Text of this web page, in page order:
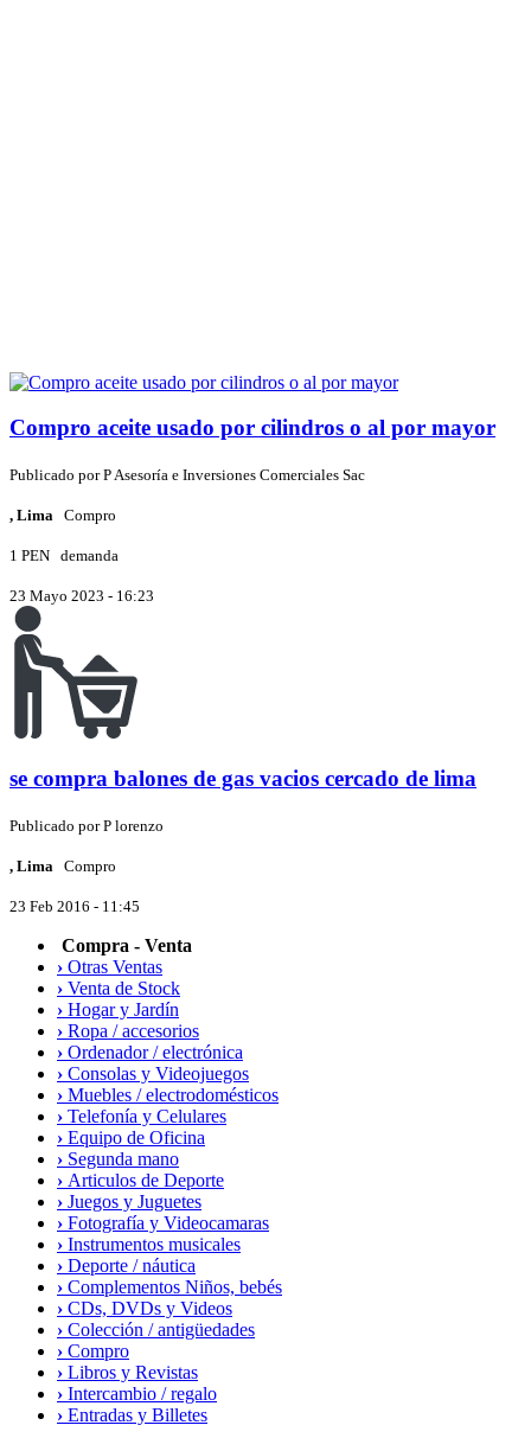
Compro aceite usado por cilindros o al por mayor
Publicado porPAsesoría e Inversiones Comerciales Sac
, Lima Compro
1 PEN demanda
23 Mayo 2023 - 16:23
se compra balones de gas vacios cercado de lima
Publicado porP lorenzo
, Lima Compro
23 Feb 2016 - 11:45
Compra - Venta
› Otras Ventas
› Venta de Stock
› Hogar y Jardín
› Ropa / accesorios
› Ordenador / electrónica
› Consolas y Videojuegos
› Muebles / electrodomésticos
› Telefonía y Celulares
› Equipo de Oficina
› Segunda mano
› Articulos de Deporte
› Juegos y Juguetes
› Fotografía y Videocamaras
› Instrumentos musicales
› Deporte / náutica
› Complementos Niños, bebés
› CDs, DVDs y Videos
› Colección / antigüedades
› Compro
› Libros y Revistas
› Intercambio / regalo
› Entradas y Billetes